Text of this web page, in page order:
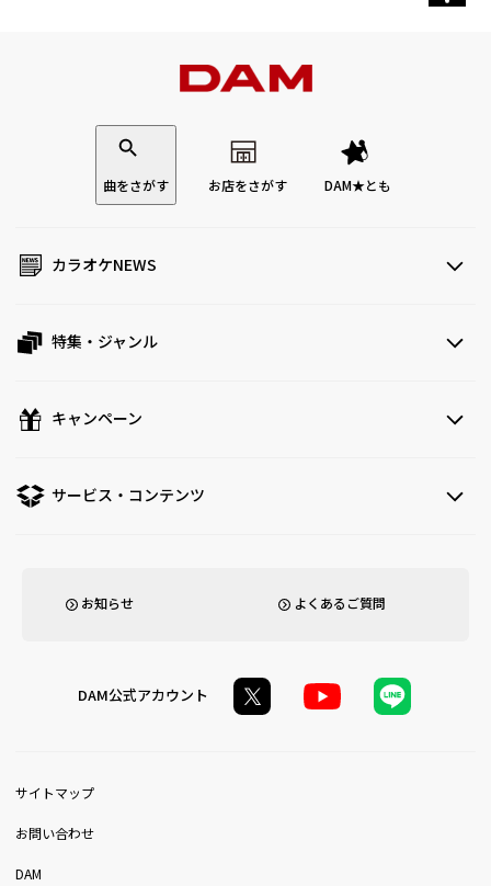
曲をさがす お店をさがす DAM★とも
カラオケNEWS
特集・ジャンル
キャンペーン
サービス・コンテンツ
お知らせ よくあるご質問
DAM公式アカウント
サイトマップ
お問い合わせ
DAM